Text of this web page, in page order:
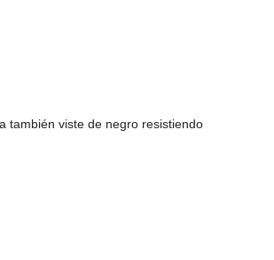
también viste de negro resistiendo